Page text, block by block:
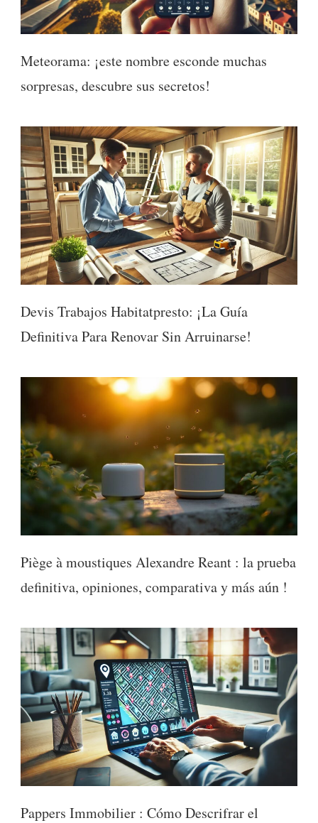
Meteorama: ¡este nombre esconde muchas
sorpresas, descubre sus secretos!
Devis Trabajos Habitatpresto: ¡La Guía
Definitiva Para Renovar Sin Arruinarse!
Piège à moustiques Alexandre Reant : la prueba
definitiva, opiniones, comparativa y más aún !
Pappers Immobilier : Cómo Descrifrar el